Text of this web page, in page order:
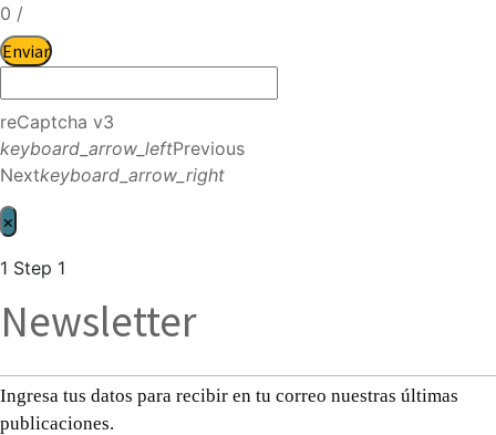
0 /
Enviar
reCaptcha v3
keyboard_arrow_leftPrevious
Nextkeyboard_arrow_right
×
1 Step 1
Newsletter
Ingresa tus datos para recibir en tu correo nuestras últimas
publicaciones.